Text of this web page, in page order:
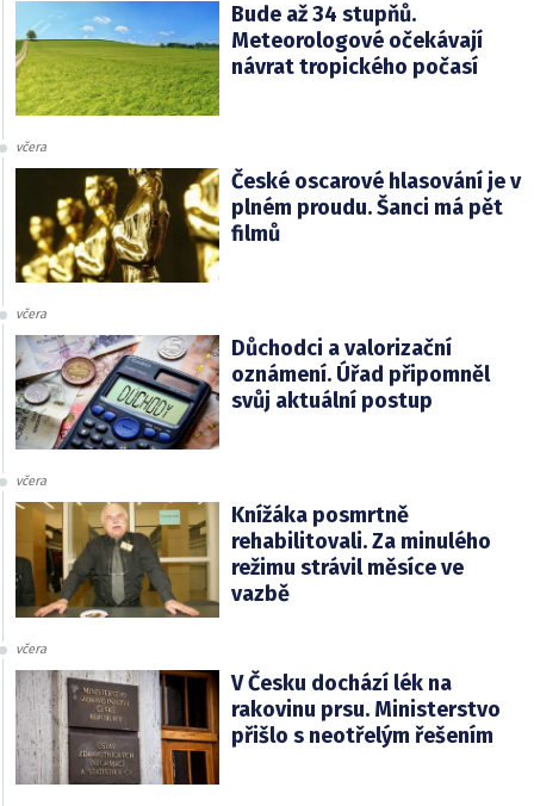
Bude až 34 stupňů.
Meteorologové očekávají
návrat tropického počasí
včera
České oscarové hlasování je v
plném proudu. Šanci má pět
filmů
včera
Důchodci a valorizační
oznámení. Úřad připomněl
svůj aktuální postup
včera
Knížáka posmrtně
rehabilitovali. Za minulého
režimu strávil měsíce ve
vazbě
včera
V Česku dochází lék na
rakovinu prsu. Ministerstvo
přišlo s neotřelým řešením